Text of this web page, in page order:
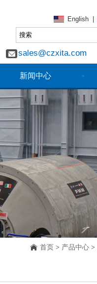
English
sales@czxita.com
新闻中心
首页 > 产品中心 >